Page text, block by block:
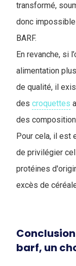
transformé,
donc
BARF.
En revanche, si
alimentation
de qualité, il
des croquettes
des
Pour cela, il est
de privilégier
protéines
excès de
barf, un